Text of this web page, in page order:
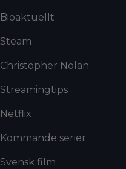
Bioaktuellt
Steam
Christopher Nolan
Streamingtips
Netflix
Kommande serier
Svensk film